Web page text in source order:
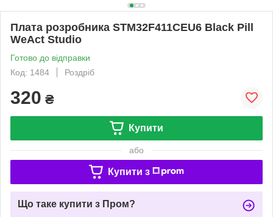
Плата розробника STM32F411CEU6 Black Pill
WeAct Studio
Готово до відправки
Код: 1484
Роздріб
320 ₴
Купити
або
Купити з
Що таке купити з Пром?